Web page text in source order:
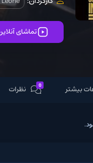
تماشای آنلاین
نظرات